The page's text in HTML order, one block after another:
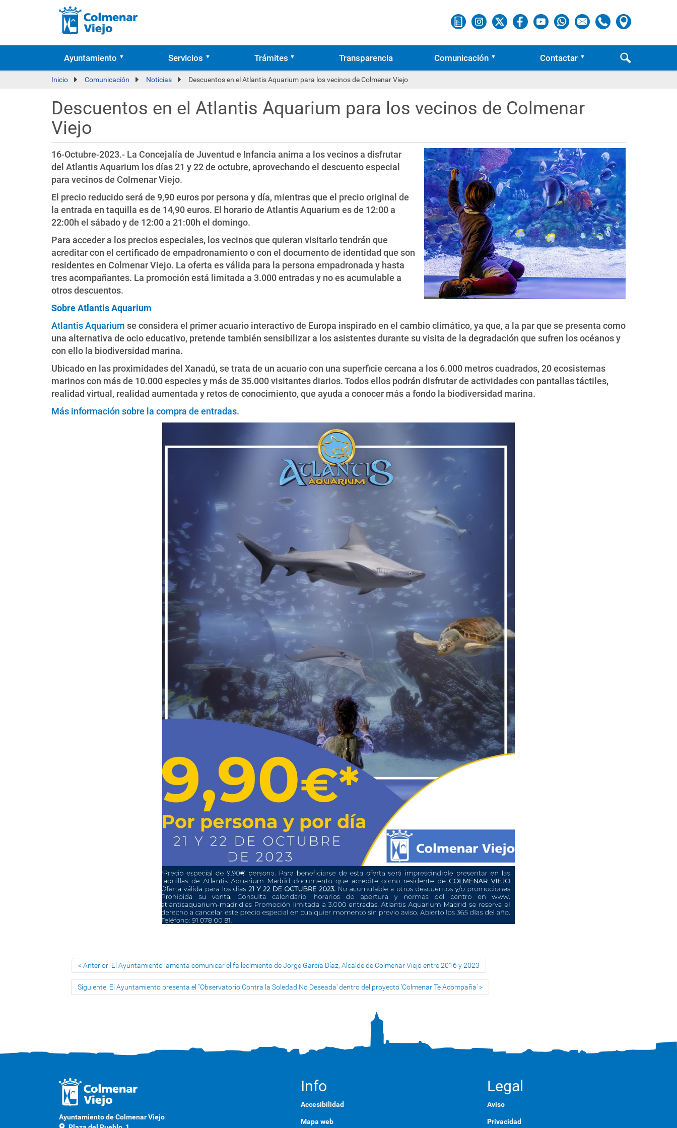
Ayuntamiento Servicios Trámites Transparencia Comunicación Contactar
Inicio Comunicación Noticias Descuentos en el Atlantis Aquarium para los vecinos de Colmenar Viejo
Descuentos en el Atlantis Aquarium para los vecinos de Colmenar
Viejo
16-Octubre-2023.- La Concejalía de Juventud e Infancia anima a los vecinos a disfrutar
del Atlantis Aquarium los días 21 y 22 de octubre, aprovechando el descuento especial
para vecinos de Colmenar Viejo.
El precio reducido será de 9,90 euros por persona y día, mientras que el precio original de
la entrada en taquilla es de 14,90 euros. El horario de Atlantis Aquarium es de 12:00 a
22:00h el sábado y de 12:00 a 21:00h el domingo.
Para acceder a los precios especiales, los vecinos que quieran visitarlo tendrán que
acreditar con el certificado de empadronamiento o con el documento de identidad que son
residentes en Colmenar Viejo. La oferta es válida para la persona empadronada y hasta
tres acompañantes. La promoción está limitada a 3.000 entradas y no es acumulable a
otros descuentos.
Sobre Atlantis Aquarium
Atlantis Aquarium se considera el primer acuario interactivo de Europa inspirado en el cambio climático, ya que, a la par que se presenta como
una alternativa de ocio educativo, pretende también sensibilizar a los asistentes durante su visita de la degradación que sufren los océanos y
con ello la biodiversidad marina.
Ubicado en las proximidades del Xanadú, se trata de un acuario con una superficie cercana a los 6.000 metros cuadrados, 20 ecosistemas
marinos con más de 10.000 especies y más de 35.000 visitantes diarios. Todos ellos podrán disfrutar de actividades con pantallas táctiles,
realidad virtual, realidad aumentada y retos de conocimiento, que ayuda a conocer más a fondo la biodiversidad marina.
Más información sobre la compra de entradas.
Anterior: El Ayuntamiento lamenta comunicar el fallecimiento de Jorge García Díaz, Alcalde de Colmenar Viejo entre 2016 y 2023
Siguiente: El Ayuntamiento presenta el "Observatorio Contra la Soledad No Deseada' dentro del proyecto 'Colmenar Te Acompaña'
Ayuntamiento de Colmenar Viejo
Info
Accesibilidad
Mapa web
Legal
Aviso
Privacidad